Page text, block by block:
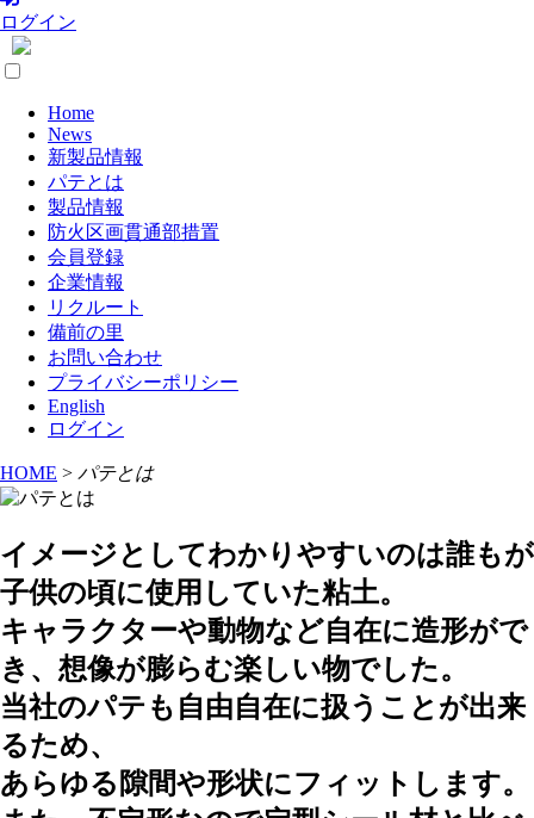
ログイン
Home
News
新製品情報
パテとは
製品情報
防火区画貫通部措置
会員登録
企業情報
リクルート
備前の里
お問い合わせ
プライバシーポリシー
English
ログイン
HOME > パテとは
イメージとしてわかりやすいのは誰もが
子供の頃に使用していた粘土。
キャラクターや動物など自在に造形がで
き、想像が膨らむ楽しい物でした。
当社のパテも自由自在に扱うことが出来
るため、
あらゆる隙間や形状にフィットします。